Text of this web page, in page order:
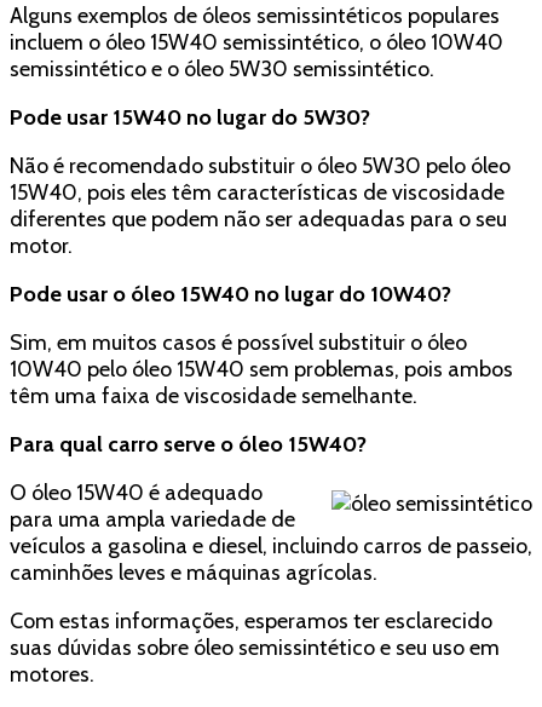
Alguns exemplos de óleos semissintéticos populares
incluem o óleo 15W40 semissintético, o óleo 10W40
semissintético e o óleo 5W30 semissintético.
Pode usar 15W40 no lugar do 5W30?
Não é recomendado substituir o óleo 5W30 pelo óleo
15W40, pois eles têm características de viscosidade
diferentes que podem não ser adequadas para o seu
motor.
Pode usar o óleo 15W40 no lugar do 10W40?
Sim, em muitos casos é possível substituir o óleo
10W40 pelo óleo 15W40 sem problemas, pois ambos
têm uma faixa de viscosidade semelhante.
Para qual carro serve o óleo 15W40?
O óleo 15W40 é adequado
para uma ampla variedade de
veículos a gasolina e diesel, incluindo carros de passeio,
caminhões leves e máquinas agrícolas.
Com estas informações, esperamos ter esclarecido
suas dúvidas sobre óleo semissintético e seu uso em
motores.